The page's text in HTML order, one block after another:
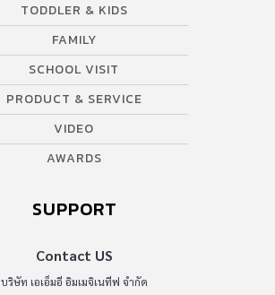
TODDLER & KIDS
FAMILY
SCHOOL VISIT
PRODUCT & SERVICE
VIDEO
AWARDS
SUPPORT
Contact US
บริษัท เอเอ็มอี อิมเมจิเนทีฟ จำกัด